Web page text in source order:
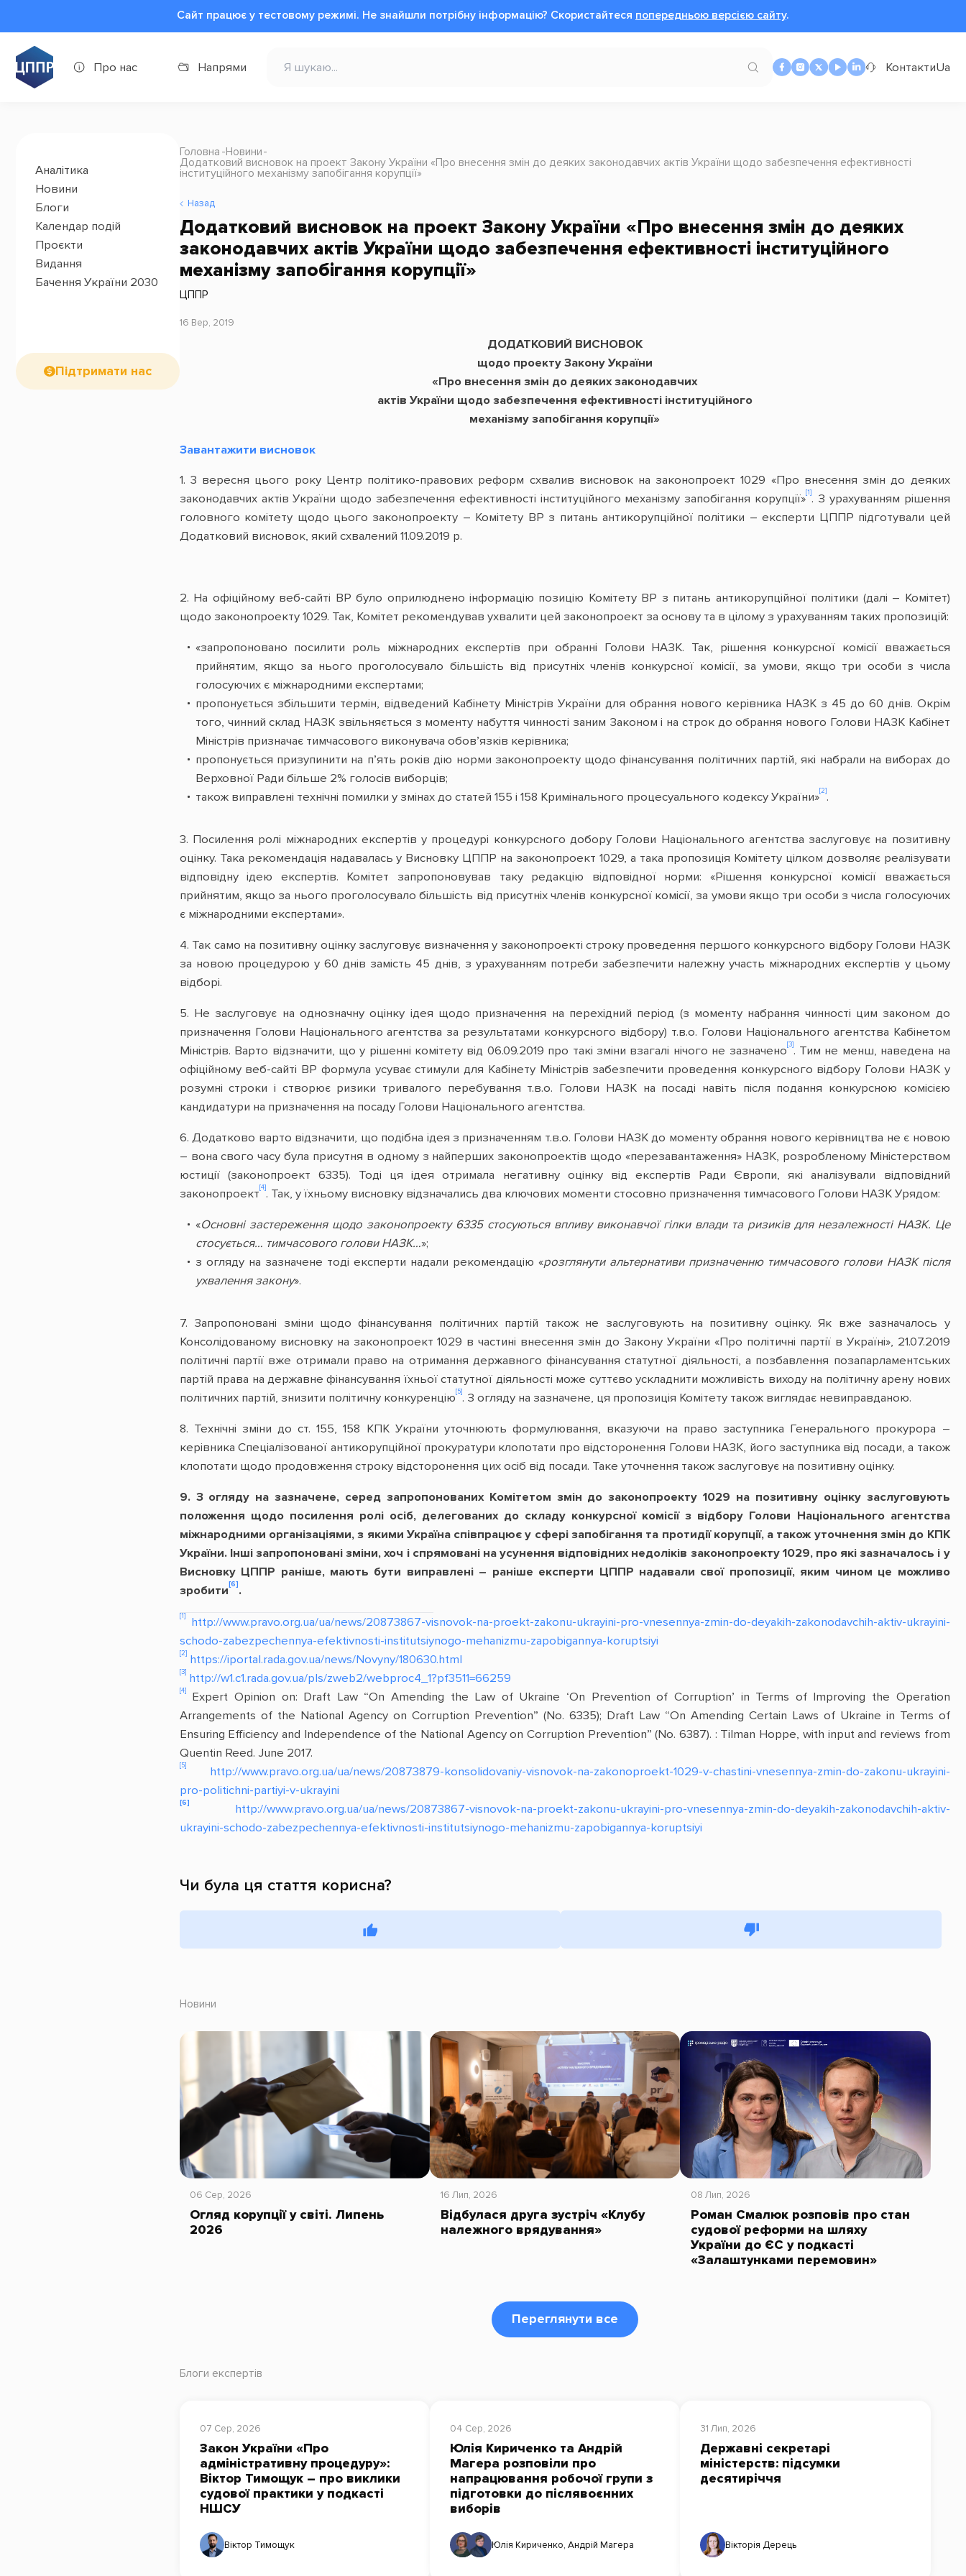
Сайт працює у тестовому режимі. Не знайшли потрібну інформацію? Cкористайтеся попередньою версією сайту.
Про нас Напрями КонтактиUa
Аналітика
Новини
Блоги
Календар подій
Проєкти
Видання
Бачення України 2030
Підтримати нас
Головна Новини
Додатковий висновок на проект Закону України «Про внесення змін до деяких законодавчих актів України щодо забезпечення ефективності
інституційного механізму запобігання корупції»
Назад
Додатковий висновок на проект Закону України «Про внесення змін до деяких
законодавчих актів України щодо забезпечення ефективності інституційного
механізму запобігання корупції»
ЦППР
16 Вер, 2019
ДОДАТКОВИЙ ВИСНОВОК
щодо проекту Закону України
«Про внесення змін до деяких законодавчих
актів України щодо забезпечення ефективності інституційного
механізму запобігання корупції»
Завантажити висновок
1. 3 вересня цього року Центр політико-правових реформ схвалив висновок на законопроект 1029 «Про внесення змін до деяких
законодавчих актів України щодо забезпечення ефективності інституційного механізму запобігання корупції»[1]. З урахуванням рішення
головного комітету щодо цього законопроекту – Комітету ВР з питань антикорупційної політики – експерти ЦППР підготували цей
Додатковий висновок, який схвалений 11.09.2019 р.
2. На офіційному веб-сайті ВР було оприлюднено інформацію позицію Комітету ВР з питань антикорупційної політики (далі – Комітет)
щодо законопроекту 1029. Так, Комітет рекомендував ухвалити цей законопроект за основу та в цілому з урахуванням таких пропозицій:
«запропоновано посилити роль міжнародних експертів при обранні Голови НАЗК. Так, рішення конкурсної комісії вважається
прийнятим, якщо за нього проголосувало більшість від присутніх членів конкурсної комісії, за умови, якщо три особи з числа
голосуючих є міжнародними експертами;
пропонується збільшити термін, відведений Кабінету Міністрів України для обрання нового керівника НАЗК з 45 до 60 днів. Окрім
того, чинний склад НАЗК звільняється з моменту набуття чинності заним Законом і на строк до обрання нового Голови НАЗК Кабінет
Міністрів призначає тимчасового виконувача обов’язків керівника;
пропонується призупинити на п’ять років дію норми законопроекту щодо фінансування політичних партій, які набрали на виборах до
Верховної Ради більше 2% голосів виборців;
також виправлені технічні помилки у змінах до статей 155 і 158 Кримінального процесуального кодексу України»[2].
3. Посилення ролі міжнародних експертів у процедурі конкурсного добору Голови Національного агентства заслуговує на позитивну
оцінку. Така рекомендація надавалась у Висновку ЦППР на законопроект 1029, а така пропозиція Комітету цілком дозволяє реалізувати
відповідну ідею експертів. Комітет запропоновував таку редакцію відповідної норми: «Рішення конкурсної комісії вважається
прийнятим, якщо за нього проголосувало більшість від присутніх членів конкурсної комісії, за умови якщо три особи з числа голосуючих
є міжнародними експертами».
4. Так само на позитивну оцінку заслуговує визначення у законопроекті строку проведення першого конкурсного відбору Голови НАЗК
за новою процедурою у 60 днів замість 45 днів, з урахуванням потреби забезпечити належну участь міжнародних експертів у цьому
відборі.
5. Не заслуговує на однозначну оцінку ідея щодо призначення на перехідний період (з моменту набрання чинності цим законом до
призначення Голови Національного агентства за результатами конкурсного відбору) т.в.о. Голови Національного агентства Кабінетом
Міністрів. Варто відзначити, що у рішенні комітету від 06.09.2019 про такі зміни взагалі нічого не зазначено[3]. Тим не менш, наведена на
офіційному веб-сайті ВР формула усуває стимули для Кабінету Міністрів забезпечити проведення конкурсного відбору Голови НАЗК у
розумні строки і створює ризики тривалого перебування т.в.о. Голови НАЗК на посаді навіть після подання конкурсною комісією
кандидатури на призначення на посаду Голови Національного агентства.
6. Додатково варто відзначити, що подібна ідея з призначенням т.в.о. Голови НАЗК до моменту обрання нового керівництва не є новою
– вона свого часу була присутня в одному з найперших законопроектів щодо «перезавантаження» НАЗК, розробленому Міністерством
юстиції (законопроект 6335). Тоді ця ідея отримала негативну оцінку від експертів Ради Європи, які аналізували відповідний
законопроект[4]. Так, у їхньому висновку відзначались два ключових моменти стосовно призначення тимчасового Голови НАЗК Урядом:
«Основні застереження щодо законопроекту 6335 стосуються впливу виконавчої гілки влади та ризиків для незалежності НАЗК. Це
стосується… тимчасового голови НАЗК…»;
з огляду на зазначене тоді експерти надали рекомендацію «розглянути альтернативи призначенню тимчасового голови НАЗК після
ухвалення закону».
7. Запропоновані зміни щодо фінансування політичних партій також не заслуговують на позитивну оцінку. Як вже зазначалось у
Консолідованому висновку на законопроект 1029 в частині внесення змін до Закону України «Про політичні партії в Україні», 21.07.2019
політичні партії вже отримали право на отримання державного фінансування статутної діяльності, а позбавлення позапарламентських
партій права на державне фінансування їхньої статутної діяльності може суттєво ускладнити можливість виходу на політичну арену нових
політичних партій, знизити політичну конкуренцію[5]. З огляду на зазначене, ця пропозиція Комітету також виглядає невиправданою.
8. Технічні зміни до ст. 155, 158 КПК України уточнюють формулювання, вказуючи на право заступника Генерального прокурора –
керівника Спеціалізованої антикорупційної прокуратури клопотати про відсторонення Голови НАЗК, його заступника від посади, а також
клопотати щодо продовження строку відсторонення цих осіб від посади. Таке уточнення також заслуговує на позитивну оцінку.
9. З огляду на зазначене, серед запропонованих Комітетом змін до законопроекту 1029 на позитивну оцінку заслуговують
положення щодо посилення ролі осіб, делегованих до складу конкурсної комісії з відбору Голови Національного агентства
міжнародними організаціями, з якими Україна співпрацює у сфері запобігання та протидії корупції, а також уточнення змін до КПК
України. Інші запропоновані зміни, хоч і спрямовані на усунення відповідних недоліків законопроекту 1029, про які зазначалось і у
Висновку ЦППР раніше, мають бути виправлені – раніше експерти ЦППР надавали свої пропозиції, яким чином це можливо
зробити[6].
[1]
http://www.pravo.org.ua/ua/news/20873867-visnovok-na-proekt-zakonu-ukrayini-pro-vnesennya-zmin-do-deyakih-zakonodavchih-aktiv-ukrayini-
schodo-zabezpechennya-efektivnosti-institutsiynogo-mehanizmu-zapobigannya-koruptsiyi
[2] https://iportal.rada.gov.ua/news/Novyny/180630.html
[3] http://w1.c1.rada.gov.ua/pls/zweb2/webproc4_1?pf3511=66259
[4]Expert Opinion on: Draft Law “On Amending the Law of Ukraine ‘On Prevention of Corruption’ in Terms of Improving the Operation
Arrangements of the National Agency on Corruption Prevention” (No. 6335); Draft Law “On Amending Certain Laws of Ukraine in Terms of
Ensuring Efficiency and Independence of the National Agency on Corruption Prevention” (No. 6387). : Tilman Hoppe, with input and reviews from
Quentin Reed. June 2017.
[5]
http://www.pravo.org.ua/ua/news/20873879-konsolidovaniy-visnovok-na-zakonoproekt-1029-v-chastini-vnesennya-zmin-do-zakonu-ukrayini-
pro-politichni-partiyi-v-ukrayini
[6]
http://www.pravo.org.ua/ua/news/20873867-visnovok-na-proekt-zakonu-ukrayini-pro-vnesennya-zmin-do-deyakih-zakonodavchih-aktiv-
ukrayini-schodo-zabezpechennya-efektivnosti-institutsiynogo-mehanizmu-zapobigannya-koruptsiyi
Чи була ця стаття корисна?
Новини
06 Сер, 2026
Огляд корупції у світі. Липень
2026
16 Лип, 2026
Відбулася друга зустріч «Клубу
належного врядування»
08 Лип, 2026
Роман Смалюк розповів про стан
судової реформи на шляху
України до ЄС у подкасті
«Залаштунками перемовин»
Переглянути все
Блоги експертів
07 Сер, 2026
Закон України «Про
адміністративну процедуру»:
Віктор Тимощук – про виклики
судової практики у подкасті
НШСУ
Віктор Тимощук
04 Сер, 2026
Юлія Кириченко та Андрій
Магера розповіли про
напрацювання робочої групи з
підготовки до післявоєнних
виборів
Юлія Кириченко,Андрій Магера
31 Лип, 2026
Державні секретарі
міністерств: підсумки
десятиріччя
Вікторія Дерець